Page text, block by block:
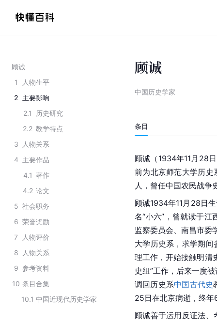
顾诚
1
人物生平
2 主要影响
2.1
历史研究
2.2 教学特点
3
人物关系
4 主要作品
4.1 著作
4.2 论文
5 社会职务
6 荣誉奖励
7
人物评价
8
人物关系
9 参考资料
10 条目合集
10.1 中国近现代历史学家
顾诚
中国历史学家
条目
顾诚（1934年11月28
前为北京师范大学历
人，曾任中国农民战争
顾诚1934年11月28日
名“小六”，曾就读于江
监察委员会、南昌市委
大学历史系，求学期间
理工作，开始接触明清
史组”工作，后来一度
调回历史系中国古代史
25日在北京病逝，终年
顾诚善于运用反证法